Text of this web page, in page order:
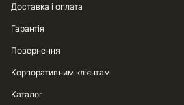
Доставка і оплата
Гарантія
Повернення
Корпоративним клієнтам
Каталог